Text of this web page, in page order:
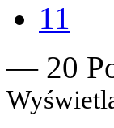
11
— 20